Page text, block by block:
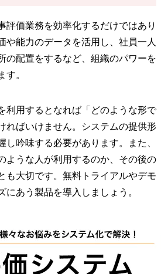
評価業務を効率化するだけではあり
や能力のデータを活用し、社員一人
の配置をするなど、組織のパワーを
す。
利用するとなれば「どのような形で
ればいけません。システムの提供形
し吟味する必要があります。また、
ような人が利用するのか、その後の
も大切です。無料トライアルやデモ
にあう製品を導入しましょう。